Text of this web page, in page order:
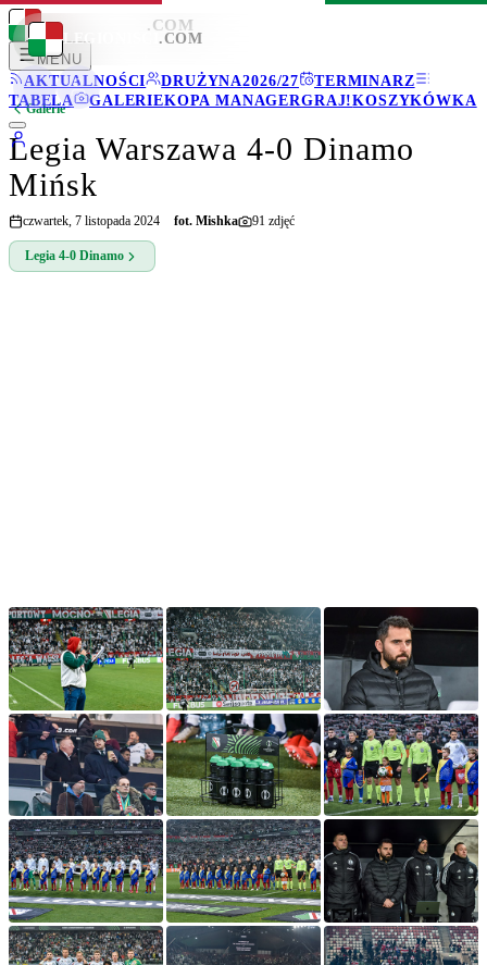
LEGIONISCI .COM
MENU
AKTUALNOŚCI
DRUŻYNA2026/27
TERMINARZ
TABELA
GALERIEKOPA MANAGERGRAJ!KOSZYKÓWKA
LEGIONISCI .COM
Galerie
Legia Warszawa 4-0 Dinamo
Mińsk
czwartek, 7 listopada 2024 fot. Mishka 91 zdjęć
Legia 4-0 Dinamo